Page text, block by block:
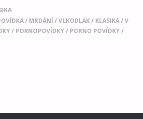
/ MRDÁNÍ /VLKODLAK/ KLASIKA/V
/ PORNOPOVÍDKY/ PORNO POVÍDKY/